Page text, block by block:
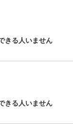
きる人いません
きる人いません